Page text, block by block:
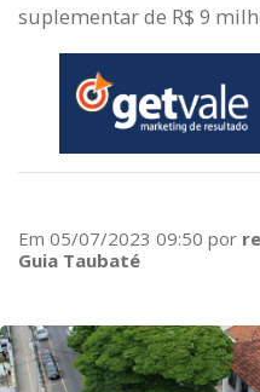
suplementar de R$ 9
Em 05/07/2023 09:50 por
Guia Taubaté